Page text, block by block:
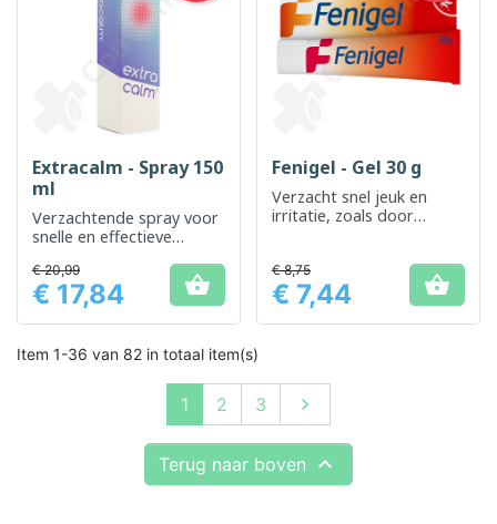
Extracalm - Spray 150
ml
Verzachtende spray voor
snelle en effectieve
Prijs
€ 20,99
€ 17,84 
Fenigel - Gel 30 g
Verzacht snel jeuk en
irritatie, zoals door
Prijs
€ 8,75
€ 7,44 
Item 1-36 van 82 in totaal item(s)
1 2 3 Volgende

Terug naar boven 